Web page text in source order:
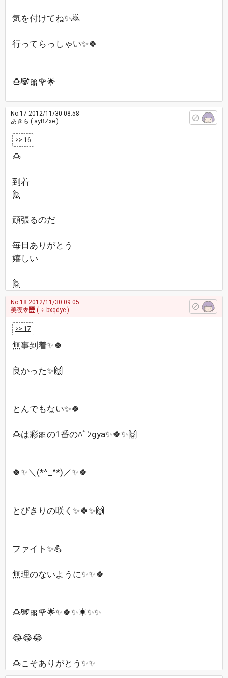
気を付けてね✨🙇
行ってらっしゃい✨🍀
🍮🐼🎀🌹🌟
No.17 2012/11/30 08:58
あきら ( ayBZxe )
>> 16
🍮
到着
🙋
頑張るのだ
毎日ありがとう
嬉しい
🙋
No.18 2012/11/30 09:05
美夜🌟🌉 ( ♀ bxqdye )
>> 17
無事到着✨🍀
良かった✨🙌
とんでもない✨🍀
🍮は彩🎀の1番のﾊﾞﾝgya✨🍀✨🙌
🍀✨＼(*^_^*)／✨🍀
とびきりの咲く✨🍀✨🙌
ファイト✨💪
無理のないように✨✨🍀
🍮🐼🎀🌹🌟✨🍀✨☀✨✨
😂😂😂
🍮こそありがとう✨✨